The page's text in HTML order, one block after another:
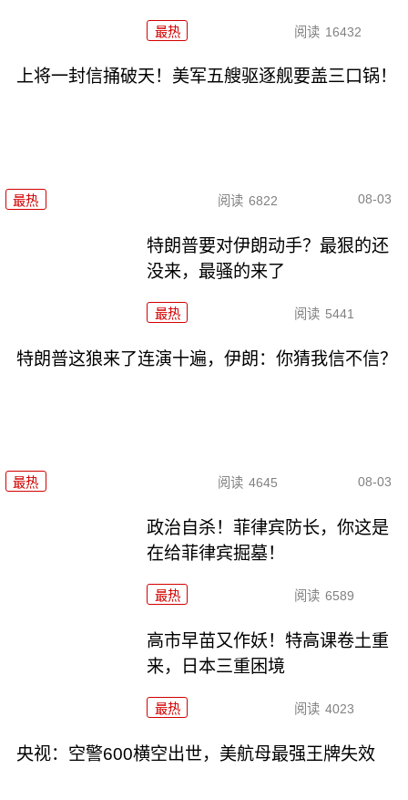
最热 阅读 16432
上将一封信捅破天！美军五艘驱逐舰要盖三口锅！
最热 阅读 6822 08-03
特朗普要对伊朗动手？最狠的还
没来，最骚的来了
最热 阅读 5441
特朗普这狼来了连演十遍，伊朗：你猜我信不信？
最热 阅读 4645 08-03
政治自杀！菲律宾防长，你这是
在给菲律宾掘墓！
最热 阅读 6589
高市早苗又作妖！特高课卷土重
来，日本三重困境
最热 阅读 4023
央视：空警600横空出世，美航母最强王牌失效